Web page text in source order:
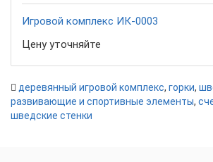
Игровой комплекс ИК-0003
Цену уточняйте
деревянный игровой комплекс, горки,
развивающие и спортивные элементы,
шведские стенки